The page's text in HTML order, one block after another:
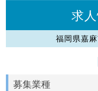
求
福岡県嘉
募集業種